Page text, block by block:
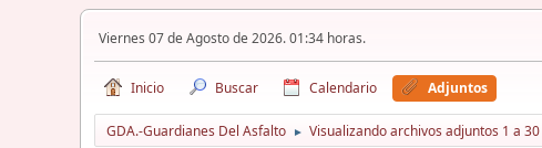
Viernes 07 de Agosto de 2026. 01:34 horas.
Inicio Buscar Calendario Adjuntos
GDA.-Guardianes Del Asfalto ► Visualizando archivos adjuntos 1 a 30